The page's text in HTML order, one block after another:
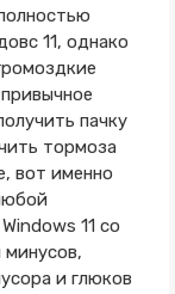
11, однако
пачку
тормоза
вот именно
11 со
и глюков